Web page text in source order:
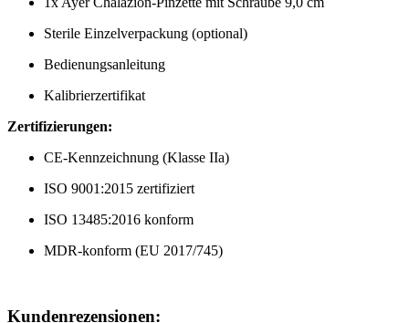
Sterile Einzelverpackung (optional)
Bedienungsanleitung
Kalibrierzertifikat
Zertifizierungen:
CE-Kennzeichnung (Klasse IIa)
ISO 9001:2015 zertifiziert
ISO 13485:2016 konform
MDR-konform (EU 2017/745)
Kundenrezensionen: